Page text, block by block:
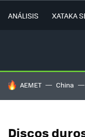
ANÁLISIS XATAKA
HOY SE HABLA DE
AEMET China
Discos